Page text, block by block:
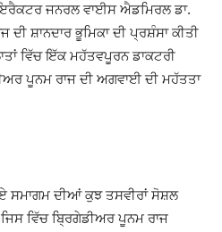
ਜਨਰਲ ਵਾਈਸ ਐਡਮਿਰਲ ਡਾ.
ਸ਼ਾਨਦਾਰ ਭੂਮਿਕਾ ਦੀ ਪ੍ਰਸ਼ੰਸਾ ਕੀਤੀ
ਵਿੱਚ ਇੱਕ ਮਹੱਤਵਪੂਰਨ ਡਾਕਟਰੀ
ਪੂਨਮ ਰਾਜ ਦੀ ਅਗਵਾਈ ਦੀ ਮਹੱਤਤਾ
ਸਮਾਗਮ ਦੀਆਂ ਕੁਝ ਤਸਵੀਰਾਂ ਸੋਸ਼ਲ
ਵਿੱਚ ਬ੍ਰਿਗੇਡੀਅਰ ਪੂਨਮ ਰਾਜ